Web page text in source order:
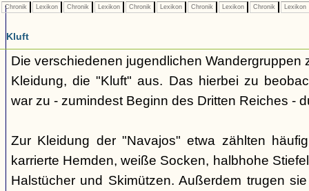
Chronik Lexikon Chronik Lexikon Chronik Lexikon Chronik Lexikon Chronik Lexikon
Kluft
Die verschiedenen jugendlichen Wandergruppen
Kleidung, die "Kluft" aus. Das hierbei zu
war zu - zumindest Beginn des Dritten Reiches -
Zur Kleidung der "Navajos" etwa zählten
karrierte Hemden, weiße Socken, halbhohe
Halstücher und Skimützen. Außerdem trugen